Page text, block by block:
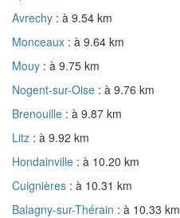
Avrechy : à 9.54 km
Monceaux : à 9.64 km
Mouy : à 9.75 km
Nogent-sur-Oise : à 9.76 km
Brenouille : à 9.87 km
Litz : à 9.92 km
Hondainville : à 10.20 km
Cuignières : à 10.31 km
Balagny-sur-Thérain : à 10.33 km